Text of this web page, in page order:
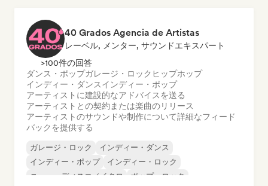
40 Grados Agencia de Artistas
レーベル, メンター, サウンドエキスパート
>100件の回答
ダンス・ポップガレージ・ロック ヒップホップ
インディー・ダンスインディー・ポップ
アーティストに建設的なアドバイスを送る
アーティストとの契約または楽曲のリリース
アーティストのサウンドや制作について詳細なフィード
バックを提供する
ガレージ・ロック
インディー・ダンス
インディー・ポップ
インディー・ロック
ニュー・ディスコ／イタロ
ポップ・ロック